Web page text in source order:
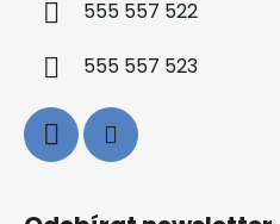
555 557 522
555 557 523